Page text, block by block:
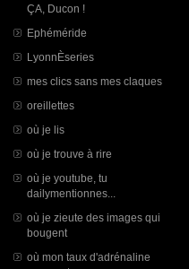
ÇA, Ducon !
Ephéméride
LyonnÈseries
mes clics sans mes claques
oreillettes
où je lis
où je trouve à rire
où je youtube, tu
dailymentionnes...
où je zieute des images qui
bougent
où mon taux d'adrénaline